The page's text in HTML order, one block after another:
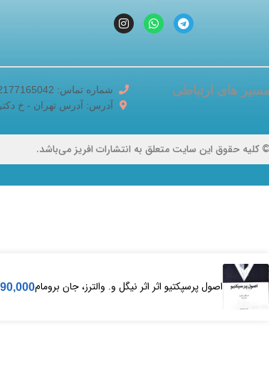
های ارتباطی شماره تماس: 02177165042 |02188518348
آدرس: آدرس تهران - خ دکتر
کلیه حقوق این سایت متعلق به انتشارات افریز می‌باشد.
اصول پرسپکتیو اثر اثر نیگل‌ و. والترز، جا‌ن‌ بروما‌م‌